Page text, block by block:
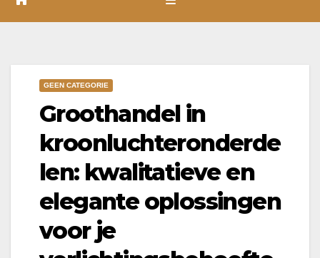
GEEN CATEGORIE
Groothandel in
kroonluchteronderde
len: kwalitatieve en
elegante oplossingen
voor je